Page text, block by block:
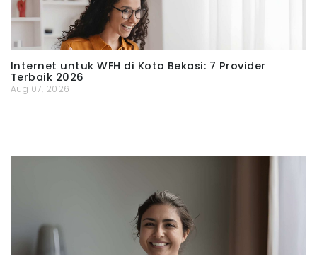
Internet untuk WFH di Kota Bekasi: 7 Provider
Terbaik 2026
Aug 07, 2026